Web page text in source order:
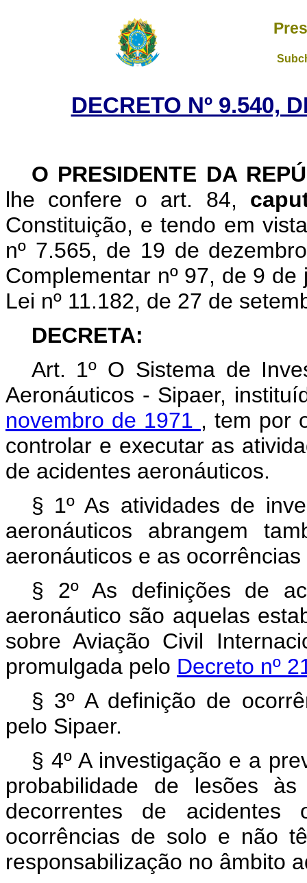
DECRETO Nº 9.540,
O PRESIDENTE DA
lhe confere o art. 84,
Constituição, e tendo em
nº 7.565, de 19 de
Complementar nº 97, de 9
Lei nº 11.182, de 27 de
DECRETA:
Art. 1º O Sistema de
Aeronáuticos - Sipaer,
novembro de 1971 , tem por
controlar e executar as
de acidentes aeronáuticos.
§ 1º As atividades de
aeronáuticos abrangem
aeronáuticos e as
§ 2º As definições de
aeronáutico são aquelas
sobre Aviação Civil
promulgada pelo Decreto nº
§ 3º A definição de
pelo Sipaer.
§ 4º A investigação e a
probabilidade de lesões
decorrentes de acidentes
ocorrências de solo e não
responsabilização no âmbito